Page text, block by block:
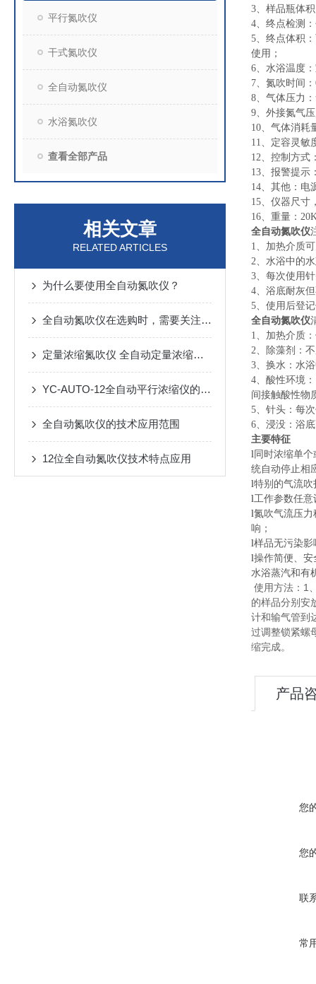
平行氮吹仪
干式氮吹仪
全自动氮吹仪
水浴氮吹仪
查看全部产品
相关文章
RELATED ARTICLES
为什么要使用全自动氮吹仪？
全自动氮吹仪在选购时，需要关注哪些方面？
定量浓缩氮吹仪 全自动定量浓缩仪 24位氮吹仪技术特点
YC-AUTO-12全自动平行浓缩仪的维护
全自动氮吹仪的技术应用范围
12位全自动氮吹仪技术特点应用
3、样品瓶体
4、终点检测
5、终点体积
使用；
6、水浴温度
7、氮吹时间：
8、气体压力
9、外接氮气
10、气体消耗
11、定容灵敏
12、控制方式
13、报警提示
14、其他：电
15、仪器尺寸
16、重量：
全自动氮吹仪
1、加热介质
2、水浴中的
3、每次使用
4、浴底耐灰
5、使用后登
全自动氮吹仪
1、加热介质
2、除藻剂：
3、换水：水
4、酸性环境
间接触酸性物
5、针头：每
6、浸没：浴
主要特征
l 同时浓缩单
统自动停止相
l特别的气流
l工作参数任
l氮吹气流压
响；
l样品无污染
l操作简便、
水浴蒸汽和有
使用方法：1
的样品分别安
计和输气管到
过调整锁紧螺
缩完成。
产品
您
您
联
常